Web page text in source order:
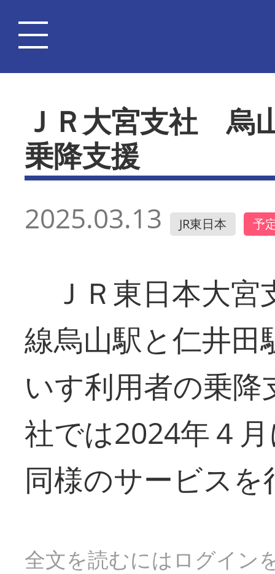
ＪＲ大宮支社 烏
乗降支援
2025.03.13 JR東日本 予
ＪＲ東日本大宮
線烏山駅と仁井田
いす利用者の乗
社では2024年４
同様のサービス
全文を読むにはログイン